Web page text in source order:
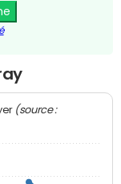
(source :